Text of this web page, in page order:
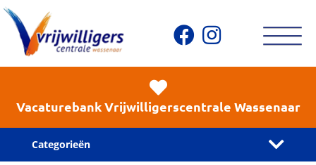
Vacaturebank Vrijwilligerscentrale Wassenaar
Categorieën